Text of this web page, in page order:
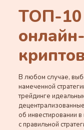
ТОП-10
В любом случае,
намеченной
трейдинге
об инвестировании
с правильной